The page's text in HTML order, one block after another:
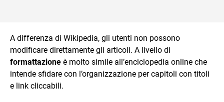
A differenza di Wikipedia, gli utenti non possono
modificare direttamente gli articoli. A livello di
formattazione è molto simile all’enciclopedia online che
intende sfidare con l’organizzazione per capitoli con titoli
e link cliccabili.